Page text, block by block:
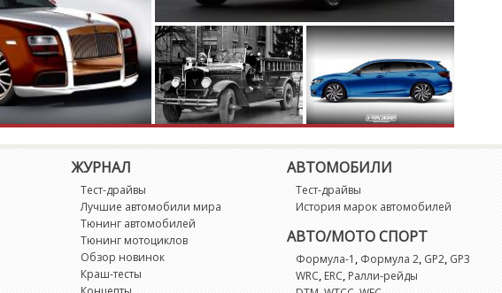
ЖУРНАЛ
Тест-драйвы
Лучшие автомобили мира
Тюнинг автомобилей
Тюнинг мотоциклов
Обзор новинок
Краш-тесты
АВТОМОБИЛИ
Тест-драйвы
История марок автомобилей
АВТО/МОТО СПОРТ
Формула-1 , Формула 2, GP2, GP3
WRC,ERC,Ралли-рейды